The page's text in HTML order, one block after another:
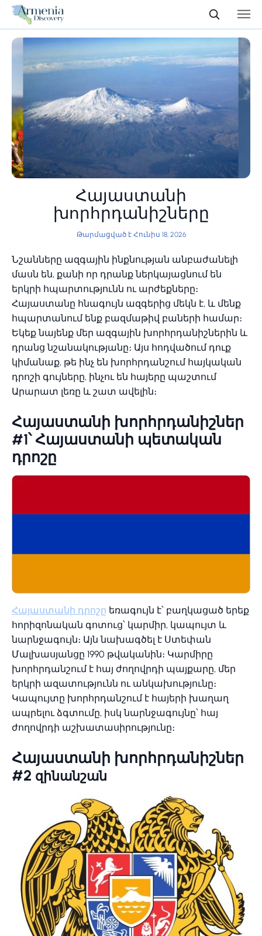
Հայաստանի
խորհրդանիշները
Թարմացված է Հունիս 18, 2026
Նշանները ազգային ինքնության անբաժանելի
մասն են, քանի որ դրանք ներկայացնում են
երկրի հպարտությունն ու արժեքները։
Հայաստանը հնագույն ազգերից մեկն է, և մենք
հպարտանում ենք բազմաթիվ բաների համար։
Եկեք նայենք մեր ազգային խորհրդանիշներին և
դրանց նշանակությանը։ Այս հոդվածում դուք
կիմանաք, թե ինչ են խորհրդանշում հայկական
դրոշի գույները, ինչու են հայերը պաշտում
Արարատ լեռը և շատ ավելին։
Հայաստանի խորհրդանիշներ
#1՝ Հայաստանի պետական
դրոշը
Հայաստանի դրոշը եռագույն է՝ բաղկացած երեք
հորիզոնական գոտուց՝ կարմիր, կապույտ և
նարնջագույն։ Այն նախագծել է Ստեփան
Մալխասյանցը 1990 թվականին։ Կարմիրը
խորհրդանշում է հայ ժողովրդի պայքարը, մեր
երկրի ազատությունն ու անկախությունը։
Կապույտը խորհրդանշում է հայերի խաղաղ
ապրելու ձգտումը, իսկ նարնջագույնը՝ հայ
ժողովրդի աշխատասիրությունը։
Հայաստանի խորհրդանիշներ
#2 զինանշան